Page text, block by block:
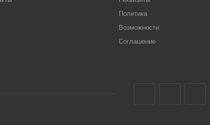
Политика
Возможности
Соглашение